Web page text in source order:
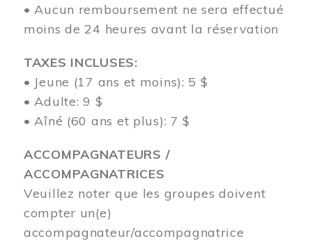
• Aucun remboursement ne sera effectué
moins de 24 heures avant la réservation
TAXES INCLUSES:
• Jeune (17 ans et moins): 5 $
• Adulte: 9 $
• Aîné (60 ans et plus): 7 $
ACCOMPAGNATEURS /
ACCOMPAGNATRICES
Veuillez noter que les groupes doivent
compter un(e)
accompagnateur/accompagnatrice